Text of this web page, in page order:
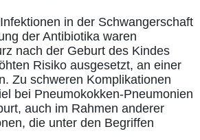
in der Schwangerschaft
der Antibiotika waren
nach der Geburt des Kindes
Risiko ausgesetzt, an einer
Zu schweren Komplikationen
bei Pneumokokken-Pneumonien
auch im Rahmen anderer
die unter den Begriffen